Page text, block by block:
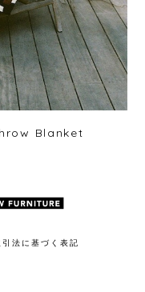
Blanket
引法に基づく表記